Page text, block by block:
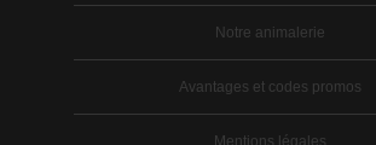
Notre animalerie
Avantages et codes promos
Mentions légales